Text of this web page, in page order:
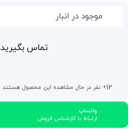
موجود در انبار
تماس بگیرید
12+ نفر در حال مشاهده این محصول هستند
واتساپ
ارتباط با کارشناس فروش